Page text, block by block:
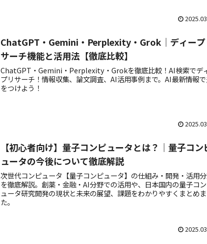
ChatGPT・Gemini・Perplexity・Grok｜ディープ
サーチ機能と活用法【徹底比較】
ChatGPT・Gemini・Perplexity・Grokを徹底比較！AI検索でデ
プリサーチ！情報収集、論文調査、AI活用事例まで。AI最新情報
をつけよう！
【初心者向け】量子コンピュータとは？｜量子コン
ュータの今後について徹底解説
次世代コンピュータ【量子コンピュータ】の仕組み・開発・活用
を徹底解説。創薬・金融・AI分野での活用や、日本国内の量子コ
ュータ研究開発の現状と未来の展望、課題をわかりやすくまとめ
た。